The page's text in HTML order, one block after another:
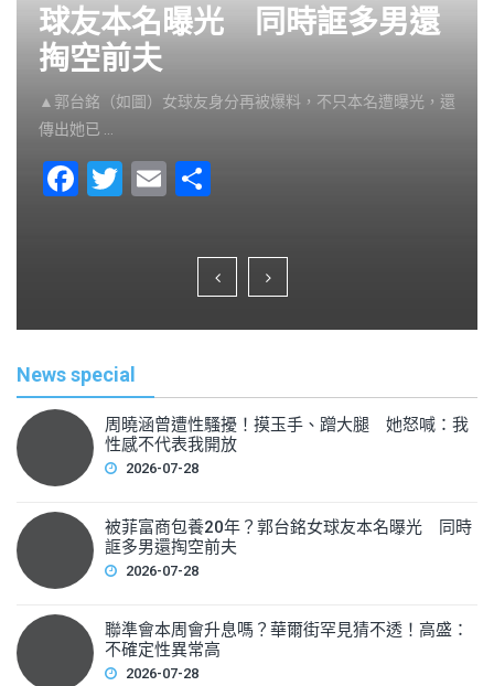
球友本名曝光 同時誆多男還
掏空前夫
▲郭台銘（如圖）女球友身分再被爆料，不只本名遭曝光，還
傳出她已 …
F
b
o
k
T
E
ar
e
News special
周曉涵曾遭性騷擾！摸玉手、蹭大腿 她怒喊：我
性感不代表我開放
2026-07-28
被菲富商包養20年？郭台銘女球友本名曝光 同時
誆多男還掏空前夫
2026-07-28
聯準會本周會升息嗎？華爾街罕見猜不透！高盛：
不確定性異常高
2026-07-28